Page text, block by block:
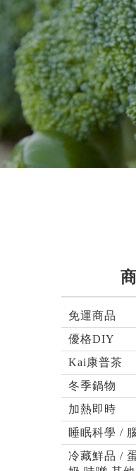
免運商品
優格DIY
Kai康普茶
冬季鍋物
加熱即時
睡眠科學 /
冷藏鮮品 /